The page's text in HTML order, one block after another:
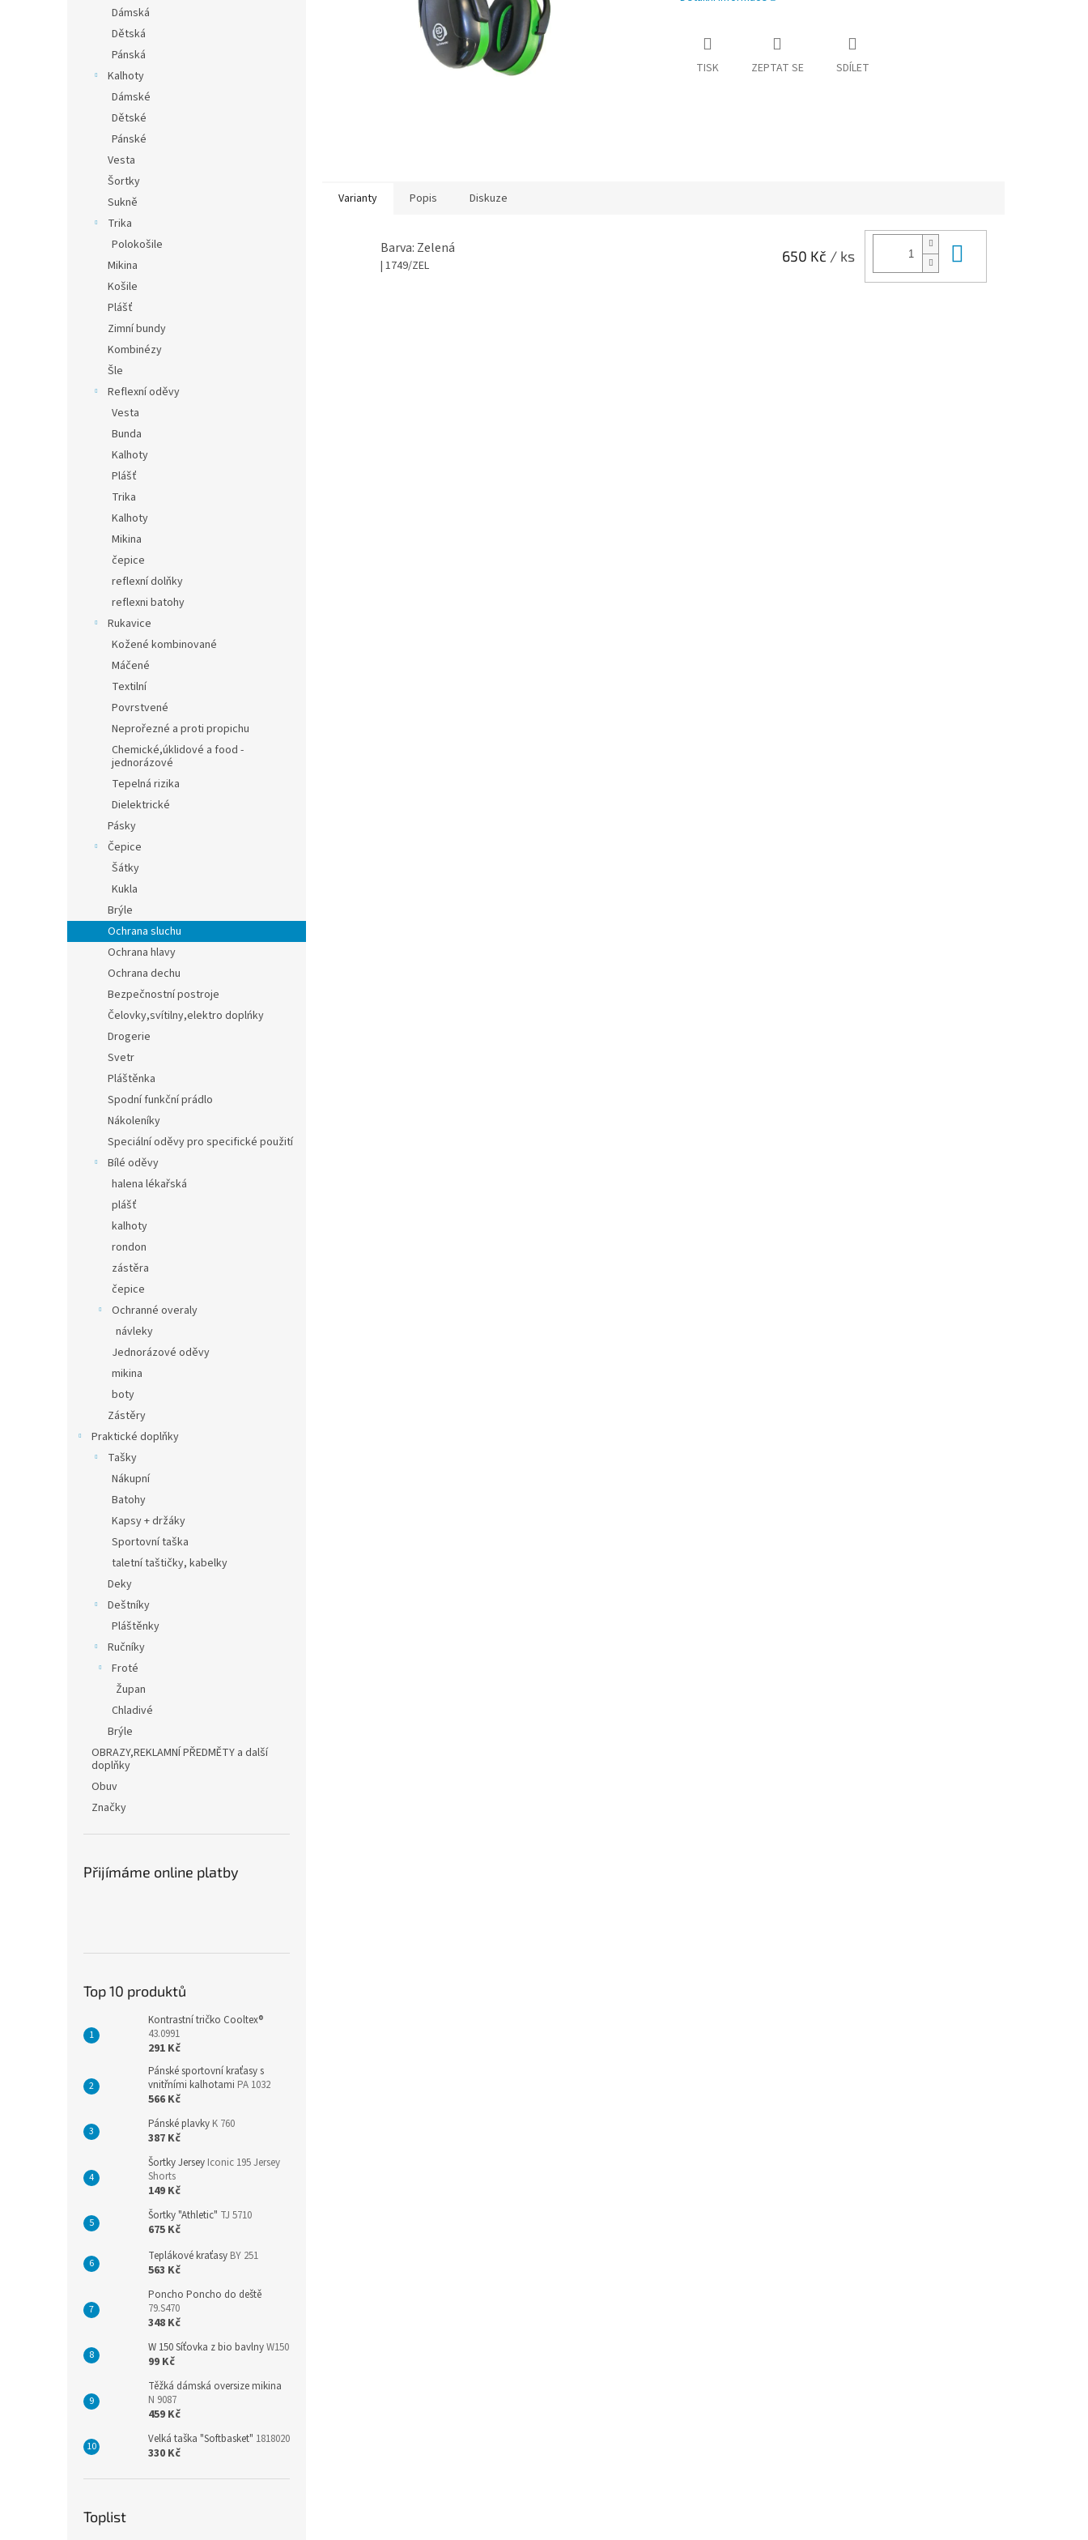
Dámská
Dětská
Pánská
Kalhoty
Dámské
Dětské
Pánské
Vesta
Šortky
Sukně
Trika
Polokošile
Mikina
Košile
Plášť
Zimní bundy
Kombinézy
Šle
Reflexní oděvy
Vesta
Bunda
Kalhoty
Plášť
Trika
Kalhoty
Mikina
čepice
reflexní dolňky
reflexni batohy
Rukavice
Kožené kombinované
Máčené
Textilní
Povrstvené
Neprořezné a proti propichu
Chemické,úklidové a food -
jednorázové
Tepelná rizika
Dielektrické
Pásky
Čepice
Šátky
Kukla
Brýle
Ochrana sluchu
Ochrana hlavy
Ochrana dechu
Bezpečnostní postroje
Čelovky,svítilny,elektro doplńky
Drogerie
Svetr
Pláštěnka
Spodní funkční prádlo
Nákoleníky
Speciální oděvy pro specifické použití
Bílé oděvy
halena lékařská
plášť
kalhoty
rondon
zástěra
čepice
Ochranné overaly
návleky
Jednorázové oděvy
mikina
boty
Zástěry
Praktické doplňky
Tašky
Nákupní
Batohy
Kapsy + držáky
Sportovní taška
taletní taštičky, kabelky
Deky
Deštníky
Pláštěnky
Ručníky
Froté
Župan
Chladivé
Brýle
OBRAZY,REKLAMNÍ PŘEDMĚTY a další
doplňky
Obuv
Značky
Přijímáme online platby
Top 10 produktů
Kontrastní tričko Cooltex®
43.0991
291 Kč
Pánské sportovní kraťasy s
vnitřními kalhotami PA 1032
566 Kč
Pánské plavky K 760
387 Kč
Šortky Jersey Iconic 195 Jersey
Shorts
149 Kč
Šortky "Athletic" TJ 5710
675 Kč
Teplákové kraťasy BY 251
563 Kč
Poncho Poncho do deště
79.S470
348 Kč
W 150 Síťovka z bio bavlnyW150
99 Kč
Těžká dámská oversize mikina
N 9087
459 Kč
Velká taška "Softbasket" 1818020
330 Kč
Toplist
TISK ZEPTAT SE SDÍLET
Varianty Popis Diskuze
Barva: Zelená
| 1749/ZEL
650 Kč / ks